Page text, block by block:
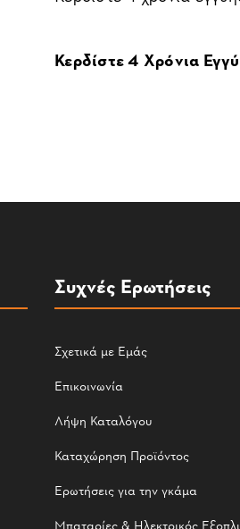
Κερδίστε 4 Χρόνια
Συχνές Ερωτήσεις
Σχετικά με Εμάς
Επικοινωνία
Λήψη Καταλόγου
Καταχώρηση Προϊόντος
Ερωτήσεις για την γκάμα
Μπαταρίες & Ηλεκτρικός